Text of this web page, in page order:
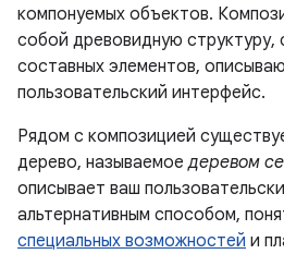
компонуемых объектов.
собой древовидную
составных элементов,
пользовательский интерфейс.
Рядом с композицией
дерево, называемоедеревом
описывает ваш
альтернативным способом,
специальных возможностей и